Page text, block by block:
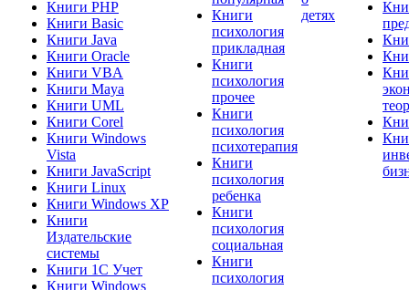
Книги PHP
Книги Basic
Книги Java
Книги Oracle
Книги VBA
Книги Maya
Книги UML
Книги Corel
Книги Windows
Vista
Книги JavaScript
Книги Linux
Книги Windows XP
Книги
Издательские
системы
Книги 1C Учет
Книги Windows
Книги
психология
прикладная
Книги
психология
прочее
Книги
психология
психотерапия
Книги
психология
ребенка
Книги
психология
социальная
Книги
психология
детях